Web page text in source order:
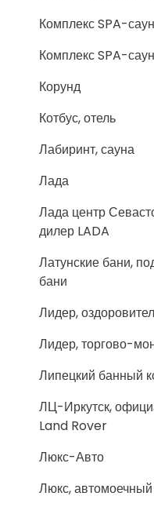
Комплекс SPA-
Комплекс SPA-
Корунд
Котбус, отель
Лабиринт, сауна
Лада
Лада центр
дилер LADA
Латунские бани,
бани
Лидер,
Лидер, торгово-
Липецкий банный
ЛЦ-Иркутск,
Land Rover
Люкс-Авто
Люкс,